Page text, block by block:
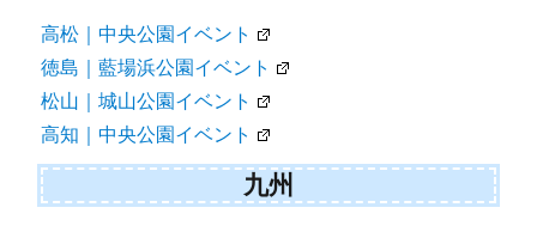
高松｜中央公園イベント
徳島｜藍場浜公園イベント
松山｜城山公園イベント
高知｜中央公園イベント
九州